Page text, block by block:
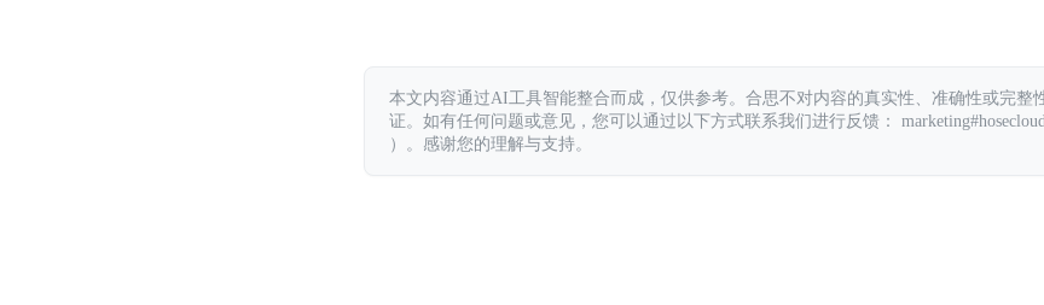
本文内容通过AI工具智能整合而成，仅供参考。合思不对内容的真实性、准确性或完整
证。如有任何问题或意见，您可以通过以下方式联系我们进行反馈：
）。感谢您的理解与支持。